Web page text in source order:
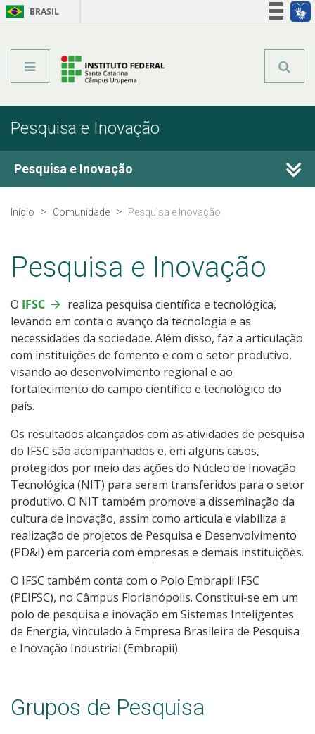
BRASIL
Pesquisa e Inovação
Pesquisa e Inovação
Programas de Pesquisa
Grupos de Pesquisa
Pesquisa com dados/entrevistas institucionais
NIT - Núcleo de Inovação Tecnológica
Mestrado em Viticultura e Enologia
Início Comunidade Pesquisa e Inovação
Pesquisa e Inovação
O IFSC
realiza pesquisa científica e tecnológica,
levando em conta o avanço da tecnologia e as
necessidades da sociedade. Além disso, faz a articulação
com instituições de fomento e com o setor produtivo,
visando ao desenvolvimento regional e ao
fortalecimento do campo científico e tecnológico do
país.
Os resultados alcançados com as atividades de pesquisa
do IFSC são acompanhados e, em alguns casos,
protegidos por meio das ações do Núcleo de Inovação
Tecnológica (NIT) para serem transferidos para o setor
produtivo. O NIT também promove a disseminação da
cultura de inovação, assim como articula e viabiliza a
realização de projetos de Pesquisa e Desenvolvimento
(PD&I) em parceria com empresas e demais instituições.
O IFSC também conta com o Polo Embrapii IFSC
(PEIFSC), no Câmpus Florianópolis. Constitui-se em um
polo de pesquisa e inovação em Sistemas Inteligentes
de Energia, vinculado à Empresa Brasileira de Pesquisa
e Inovação Industrial (Embrapii).
Grupos de Pesquisa